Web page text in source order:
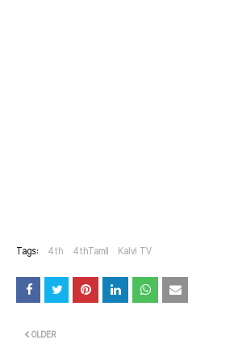
Tags: 4th 4thTamil Kalvi TV
OLDER